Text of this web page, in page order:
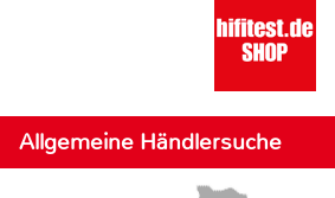
Allgemeine Händlersuche